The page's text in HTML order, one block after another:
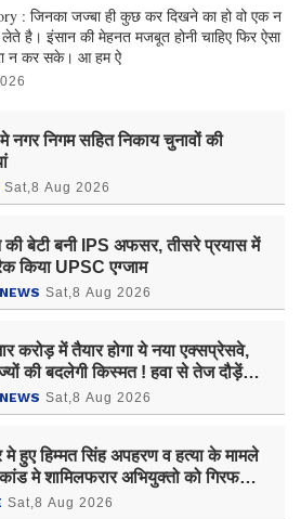
: जिनका जज्बा ही कुछ कर दिखने का हो वो एक न
है। इंसान की मेहनत मजबूत होनी चाहिए फिर ऐसा
न कर सके। आ हम ऐ
नगर निगम सहित निकाय चुनावों की
Sat,8 Aug 2026
की बेटी बनी IPS अफसर, तीसरे प्रयास में
किया UPSC एग्जाम
Sat,8 Aug 2026
करोड़ में तैयार होगा ये नया एक्सप्रेसवे,
की बदलेगी किस्मत ! हवा से तेज दौड़ेंगी
Sat,8 Aug 2026
मे हुए हिम्मत सिंह अपहरण व हत्या के मामले
मे शामिलफरार अभियुक्तो को गिरफतार
Sat,8 Aug 2026